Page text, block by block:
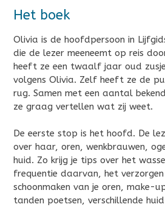
Het boek
Olivia is de hoofdpersoon in
die de lezer meeneemt op reis
heeft ze een twaalf jaar oud
volgens Olivia. Zelf heeft ze de
rug. Samen met een aantal
ze graag vertellen wat zij weet.
De eerste stop is het hoofd. De
over haar, oren, wenkbrauwen,
huid. Zo krijg je tips over het
frequentie daarvan, het
schoonmaken van je oren, make-
tanden poetsen, verschillende